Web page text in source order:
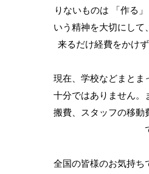
りないものは 「作る
いう精神を大切にして
来るだけ経費をかけ
現在、学校などまとま
十分ではありません。
搬費、スタッフの移動
全国の皆様のお気持ち